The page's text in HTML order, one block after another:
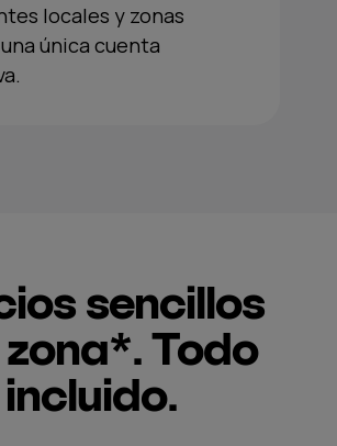
locales y zonas
única cuenta
sencillos
Todo
incluido.